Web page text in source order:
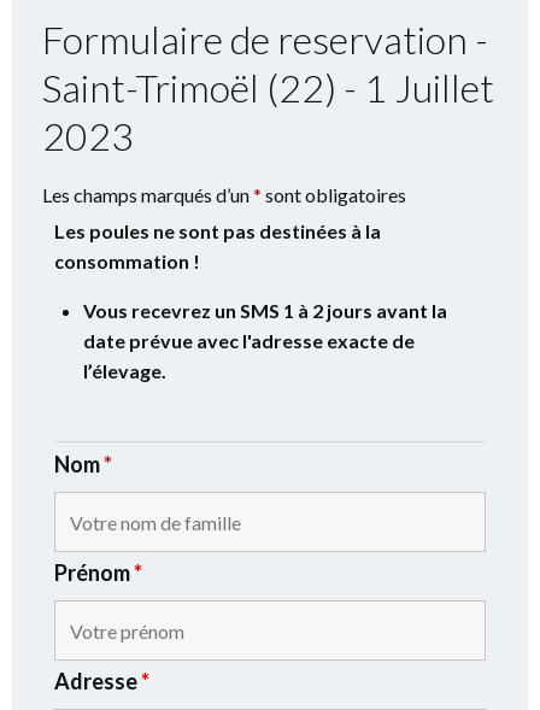
Formulaire de reservation -
Saint-Trimoël (22) - 1 Juillet
2023
Les champs marqués d’un* sont obligatoires
Les poules ne sont pas destinées à la
consommation !
Vous recevrez un SMS 1 à 2 jours avant la
date prévue avec l'adresse exacte de
l’élevage.
Nom*
Prénom*
Adresse*